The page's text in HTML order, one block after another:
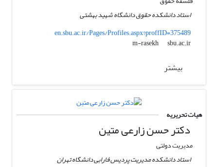
استاد دانشکده حقوق دانشگاه شهید بهشتی
en.sbu.ac.ir/Pages/Profiles.aspx?proffID=375489
m-rasekh
sbu.ac.ir
بیشتر
هیات تحریریه
دکتر حسن زارعی متین
مدیریت دولتی
استاد دانشکده مدیریت پردیس فارابی دانشگاه تهران